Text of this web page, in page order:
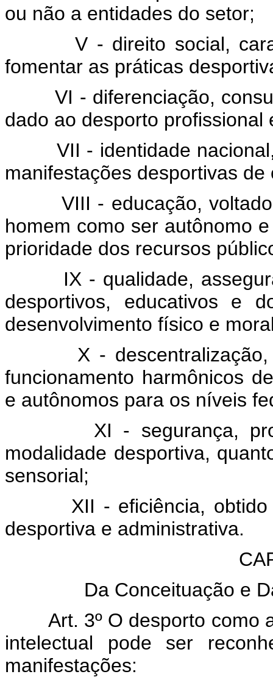
ou não a entidades do setor;
V - direito social,
fomentar as práticas
VI - diferenciação,
dado ao desporto profissional
VII - identidade nacional,
manifestações desportivas
VIII - educação, voltado
homem como ser autônomo
prioridade dos recursos
IX - qualidade,
desportivos, educativos e
desenvolvimento físico e
X - descentralização,
funcionamento harmônicos
e autônomos para os níveis
XI - segurança,
modalidade desportiva,
sensorial;
XII - eficiência, obtido
desportiva e administrativa.
Da Conceituação e
Art. 3º O desporto como
intelectual pode ser
manifestações: